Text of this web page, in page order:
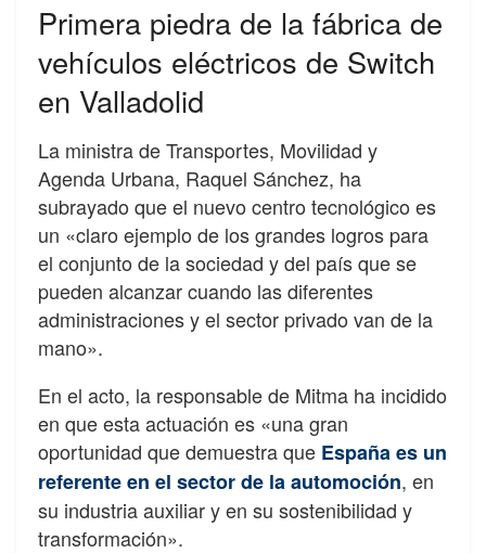
Primera piedra de la fábrica de
vehículos eléctricos de Switch
en Valladolid
La ministra de Transportes, Movilidad y
Agenda Urbana, Raquel Sánchez, ha
subrayado que el nuevo centro tecnológico es
un «claro ejemplo de los grandes logros para
el conjunto de la sociedad y del país que se
pueden alcanzar cuando las diferentes
administraciones y el sector privado van de la
mano».
En el acto, la responsable de Mitma ha incidido
en que esta actuación es «una gran
oportunidad que demuestra que España es un
referente en el sector de la automoción, en
su industria auxiliar y en su sostenibilidad y
transformación».